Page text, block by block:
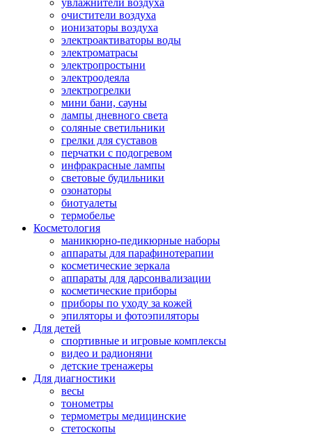
увлажнители воздуха
очистители воздуха
ионизаторы воздуха
электроактиваторы воды
электроматрасы
электропростыни
электроодеяла
электрогрелки
мини бани, сауны
лампы дневного света
соляные светильники
грелки для суставов
перчатки с подогревом
инфракрасные лампы
световые будильники
озонаторы
биотуалеты
термобелье
Косметология
маникюрно-педикюрные наборы
аппараты для парафинотерапии
косметические зеркала
аппараты для дарсонвализации
косметические приборы
приборы по уходу за кожей
эпиляторы и фотоэпиляторы
Для детей
спортивные и игровые комплексы
видео и радионяни
детские тренажеры
Для диагностики
весы
тонометры
термометры медицинские
стетоскопы